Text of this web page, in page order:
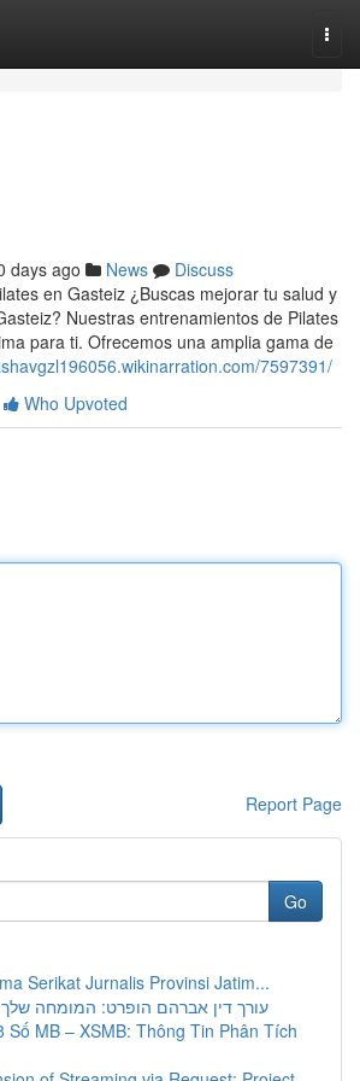
days ago News
Discuss
en Gasteiz ¿Buscas mejorar tu salud y
Nuestras entrenamientos de Pilates
para ti. Ofrecemos una amplia gama de
7597391/
Who Upvoted
Report Page
Go
Serikat Jurnalis Provinsi Jatim...
עורך דין אברהם הופרט: המומחה שלך
Số MB – XSMB: Thông Tin Phân Tích